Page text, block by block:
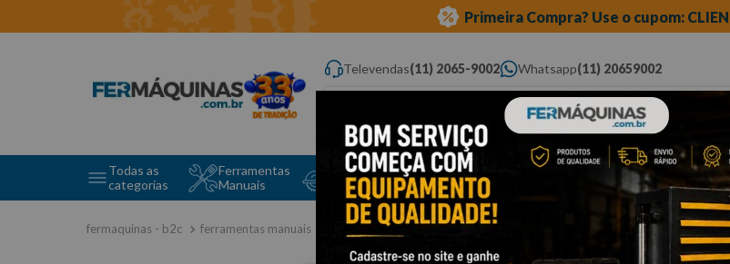
Primeira Compra? Use o cupom:
Televendas(11) 2065-9002 Whatsapp(11) 20659002
Digite aqui o que você procura...
Todas as
categorias
Ferramentas
Manuais
Ferramentas Elétricas
e Máquinas
Ferramentas
Ferramentas
Automotivas
ferramentas manuais soquetes e acessórios soquetes de meia" sextavado